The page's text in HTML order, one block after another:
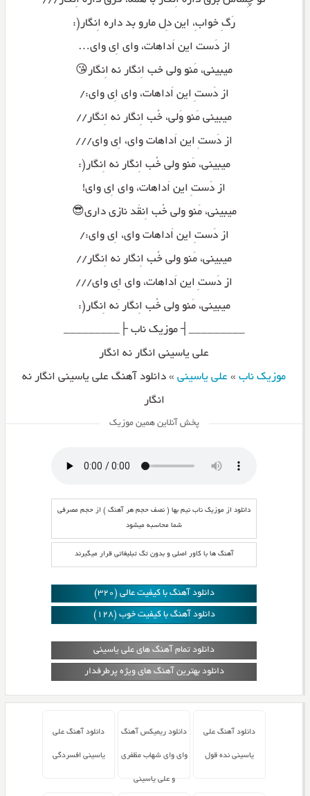
رَگِ خوابِ، این دِل مارو بد داره اِنگار(:
از دَست این اَداهات، وای اِی وای…
میبینی، مَنو ولی خب اِنگار نه اِنگار😘
از دَستِ این اَداهات، وای اِی وای:/
میبینی مَنو وَلی، خُب اِنگار نه اِنگار//
از دَستِ این اَداهات وای، اِی وای///
میبینی، مَنو ولی خُب اِنگار نه اِنگار(:
از دَستِ این اَداهات، وای اِی وای!
میبینی، مَنو ولی خُب اِنقَد نازی داری😎
از دَستِ این اَداهات وای، اِی وای:/
میبینی، مَنو ولی خُب اِنگار نه اِنگار//
از دَستِ این اَداهات، وای اِی وای///
میبینی، مَنو ولی خُب اِنگار نه اِنگار(:
_________┤ موزیک ناب ├_________
علی یاسینی انگار نه انگار
موزیک ناب» علی یاسینی» دانلود آهنگ علی یاسینی انگار نه
انگار
پخش آنلاین همین موزیک
دانلود از موزیک ناب نیم بها ( نصف حجم هر آهنگ ) از حجم مصرفی
شما محاسبه میشود
آهنگ ها با کاور اصلی و بدون تگ تبلیغاتی قرار میگیرند
دانلود آهنگ با کیفیت عالی (320)
دانلود آهنگ با کیفیت خوب (128)
دانلود تمام آهنگ های علی یاسینی
دانلود بهترین آهنگ های ویژه پرطرفدار
دانلود آهنگ علی
یاسینی نده قول
دانلود ریمیکس آهنگ
وای وای شهاب مظفری
و علی یاسینی
دانلود آهنگ علی
یاسینی افسردگی